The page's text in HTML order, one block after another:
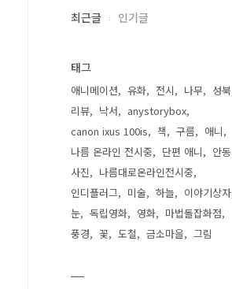
최근글 인기글
태그
애니메이션 유화 전시 나무
성북
리뷰
낙서
anystorybox
canon ixus 100is
책 구름
애니
나름 온라인 전시중
단편 애니
안동
사진
나름대로온라인전시중
인디플러그
미술 하늘
이야기상자
눈
독립영화 영화
마법돌잡화점
풍경
꽃 도철 금소마을 그림